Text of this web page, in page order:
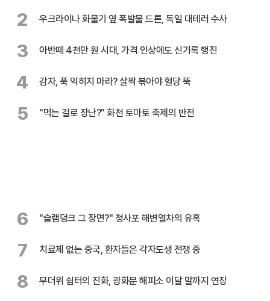
2 우크라이나 화물기 옆 폭발물 드론, 독일 대테러 수사
3 아반떼 4천만 원 시대, 가격 인상에도 신기록 행진
4 감자, 푹 익히지 마라? 살짝 볶아야 혈당 뚝
5 "먹는 걸로 장난?" 화천 토마토 축제의 반전
6 "슬램덩크 그 장면?" 청사포 해변열차의 유혹
7 치료제 없는 중국, 환자들은 각자도생 전쟁 중
8 무더위 쉼터의 진화, 광화문 해피소 이달 말까지 연장